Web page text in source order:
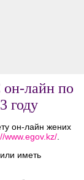
он-лайн по
году
он-лайн жених
www.egov.kz/
иметь